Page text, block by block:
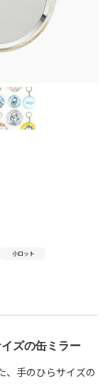
小ロット
ズの缶ミラー
、手のひらサイズの